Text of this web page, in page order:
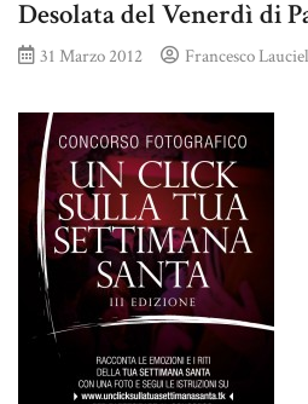
Desolata del Venerdì di
31 Marzo 2012 Francesco